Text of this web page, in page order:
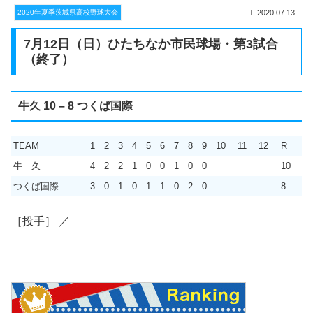
2020年夏季茨城県高校野球大会 2020.07.13
7月12日（日）ひたちなか市民球場・第3試合
（終了）
牛久 10 – 8 つくば国際
TEAM 1 2 3 4 5 6 7 8 9 10 11 12
R
牛 久
4 2 2 1 0 0 1 0 0
10
つくば国際
3 0 1 0 1 1 0 2 0 8
［投手］ ／